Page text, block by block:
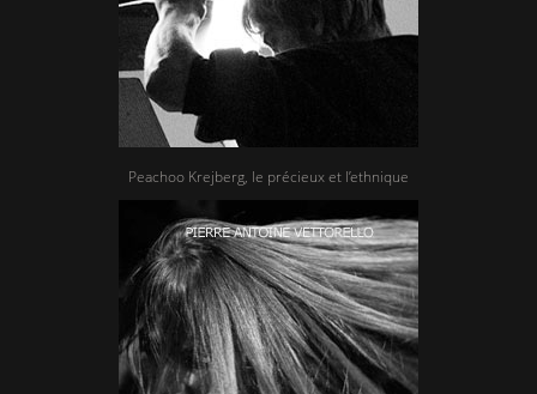
Peachoo Krejberg, le précieux et l’ethnique